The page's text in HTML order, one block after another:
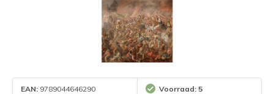
EAN: 9789044646290 Voorraad: 5